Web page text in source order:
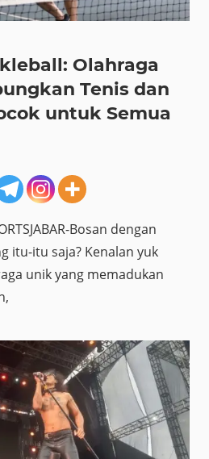
Olahraga
Tenis dan
untuk Semua
Bosan dengan
itu-itu saja? Kenalan yuk
unik yang memadukan